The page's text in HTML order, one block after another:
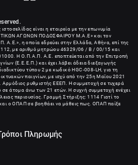
είναι η εταιρεία με την επωνυμία
ΑΓΩΝΩΝ ΠΟΔΟΣΦΑΙΡΟΥ Μ.Α.Ε» και τον
Α.Ε.», η οποία εδρεύει στην Ελλάδα, Αθήνα, επί της
με αριθμό μητρώου 46329/06 / B / 00/15 και
. Η Ο.Π.Α.Π. Α.Ε. εποπτεύεται από την Επιτροπή
(Ε.Ε.Ε.Π.) και έχει λάβει άδεια διεξαγωγής
τύπου 2 με κωδικό HGC-008-LH, για τη
παιγνίων, με ισχύ από την 25η Μαΐου 2021
ρυθμιστής ΕΕΕΠ. Η συμμετοχή σε τυχερά
σε άτομα άνω των 21 ετών. Η συχνή συμμετοχή ενέχει
περιουσίας. Γραμμή Στήριξης: 1114 Γιατί το
και ο ΟΠΑΠ σε βοηθάει να μάθεις πως. ΟΠΑΠ παίξε
Πληρωμής